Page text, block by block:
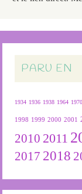
PARU EN
1934 1936 1938 1964 1970
1998 1999 2000 2001
2010 2011
2017 2018